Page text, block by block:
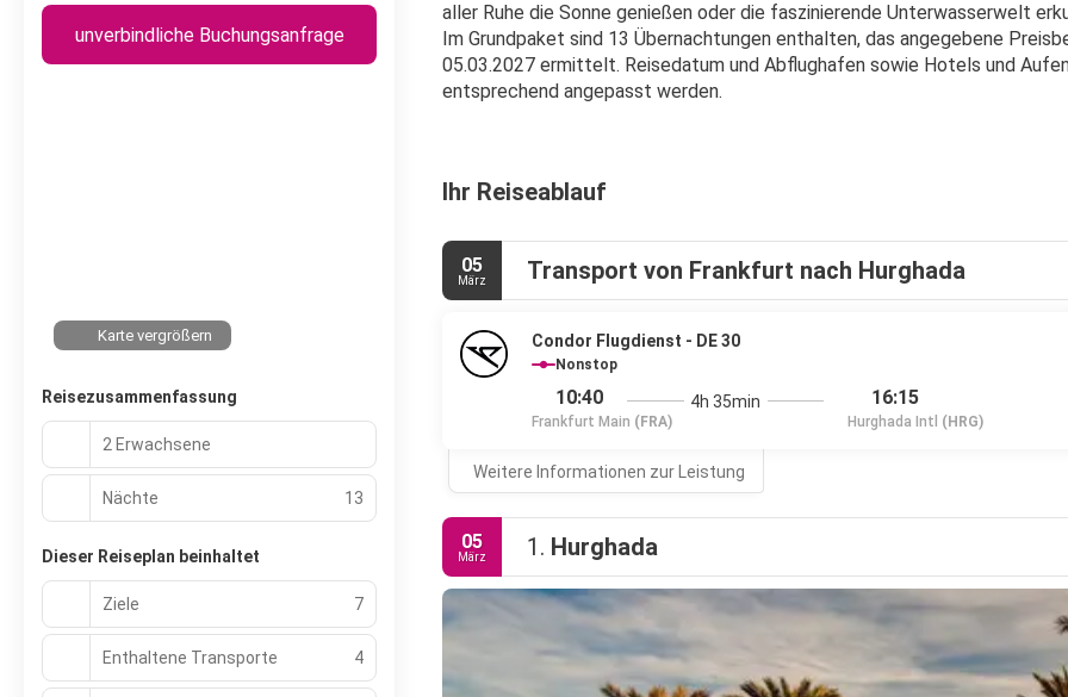
aller Ruhe die Sonne genießen oder die faszinierende Unterwasserwelt
Im Grundpaket sind 13 Übernachtungen enthalten, das angegebene
05.03.2027 ermittelt. Reisedatum und Abflughafen sowie Hotels und
entsprechend angepasst werden.
Ihr Reiseablauf
05
März Transport von Frankfurt nach Hurghada
Condor Flugdienst - DE 30
Nonstop
10:40
Frankfurt Main (FRA)
4h 35min 16:15
Hurghada Intl (HRG)
Weitere Informationen zur Leistung
05
März 1. Hurghada
unverbindliche Buchungsanfrage
Karte vergrößern
Reisezusammenfassung
2 Erwachsene
Nächte 13
Dieser Reiseplan beinhaltet
Ziele 7
Enthaltene Transporte 4